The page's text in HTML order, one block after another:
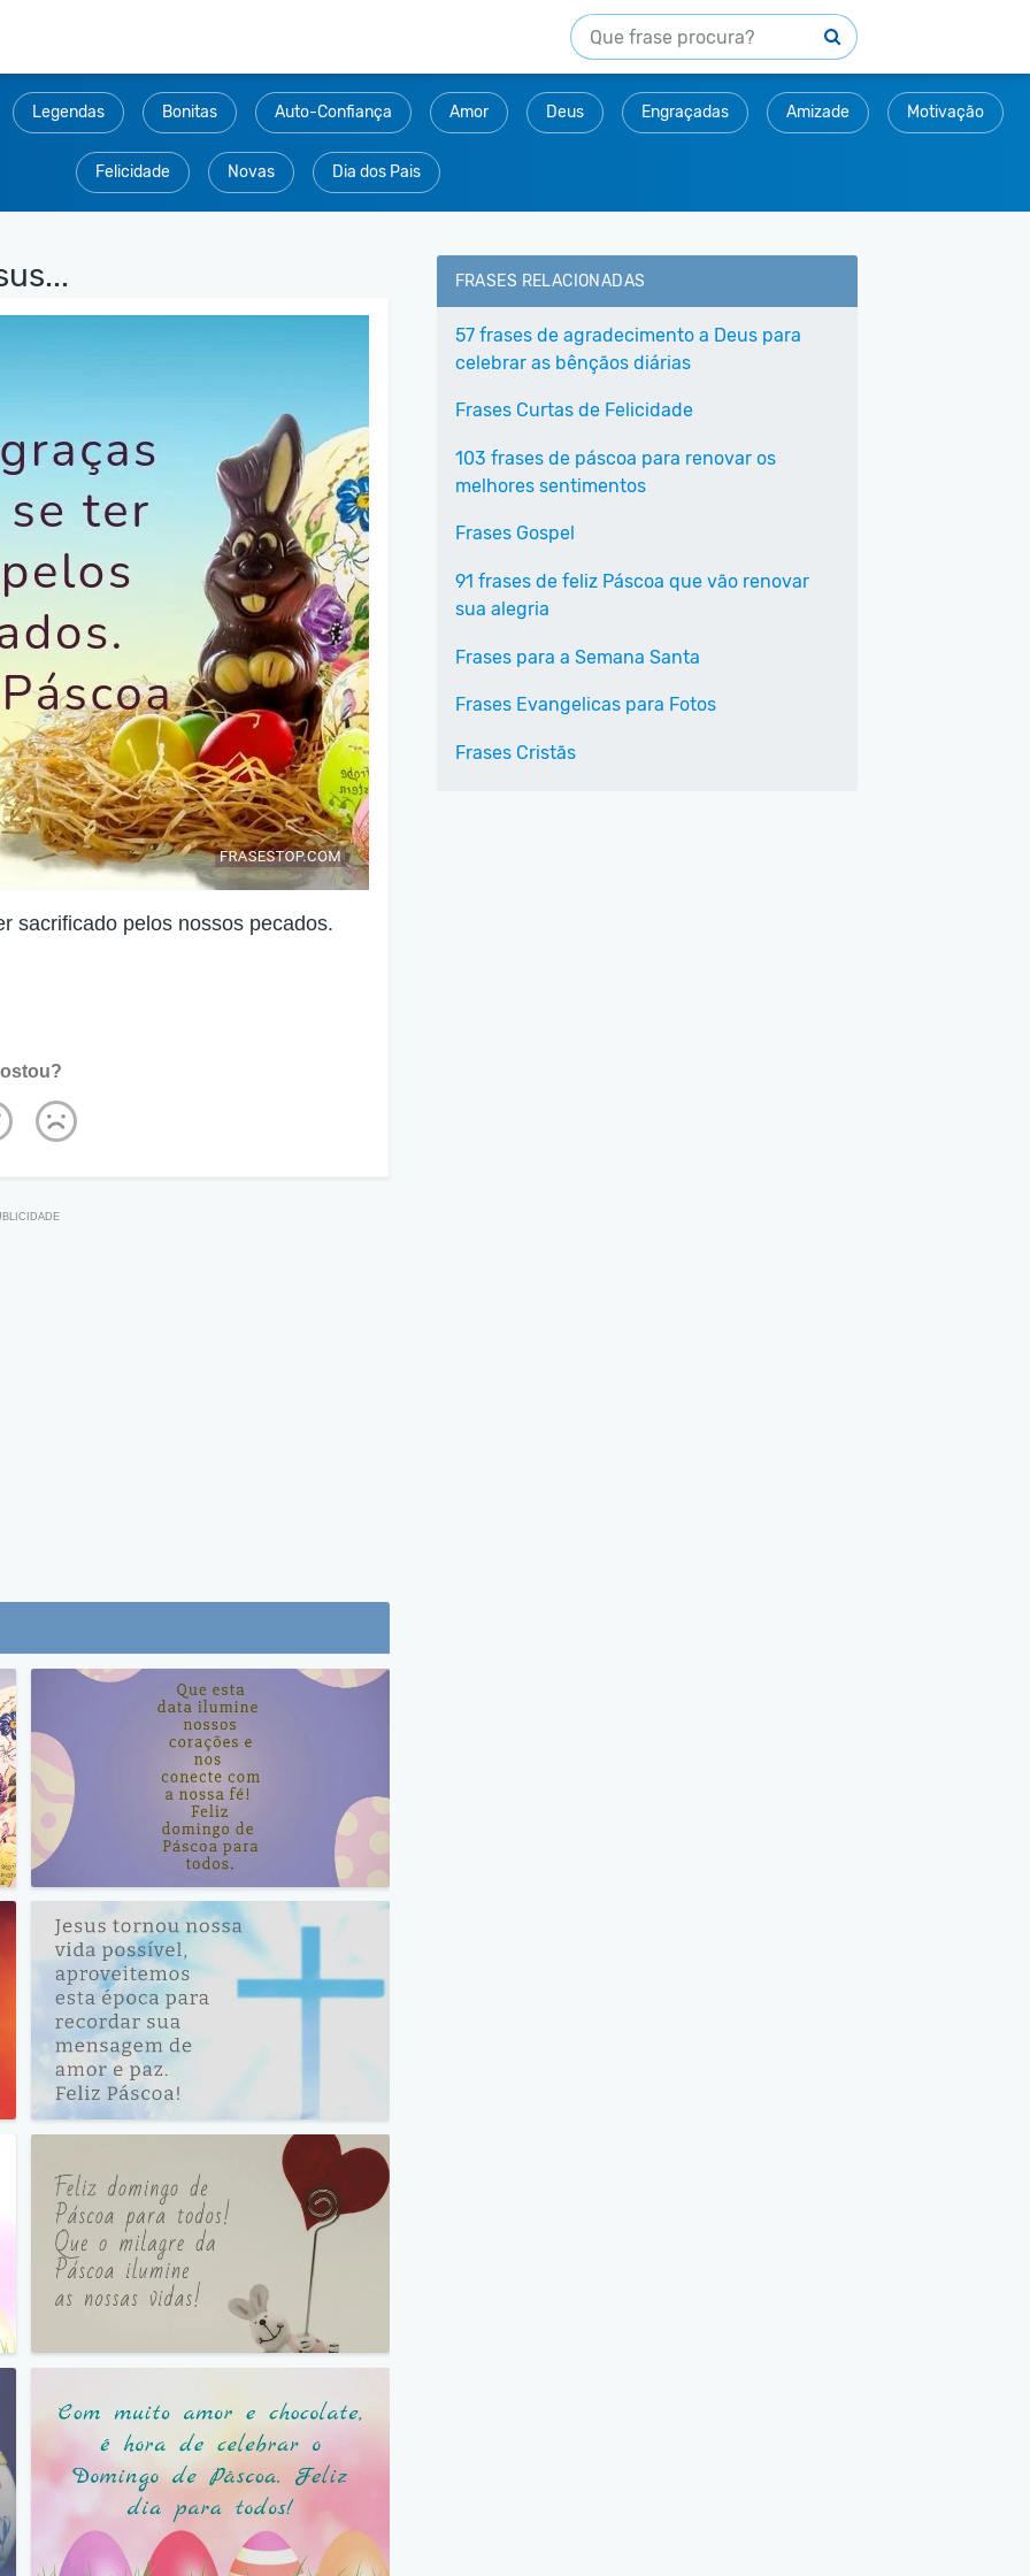
Legendas Bonitas Auto-Confiança Amor Deus Engraçadas Amizade Motivação
Felicidade Novas Dia dos Pais
sacrificado pelos nossos pecados.
FRASES RELACIONADAS
57 frases de agradecimento a Deus para
celebrar as bênçãos diárias
Frases Curtas de Felicidade
103 frases de páscoa para renovar os
melhores sentimentos
Frases Gospel
91 frases de feliz Páscoa que vão renovar
sua alegria
Frases para a Semana Santa
Frases Evangelicas para Fotos
Frases Cristãs